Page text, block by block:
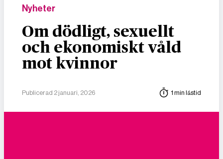
Nyheter
Om dödligt, sexuellt
och ekonomiskt våld
mot kvinnor
Publicerad 2 januari, 2026 1 min lästid